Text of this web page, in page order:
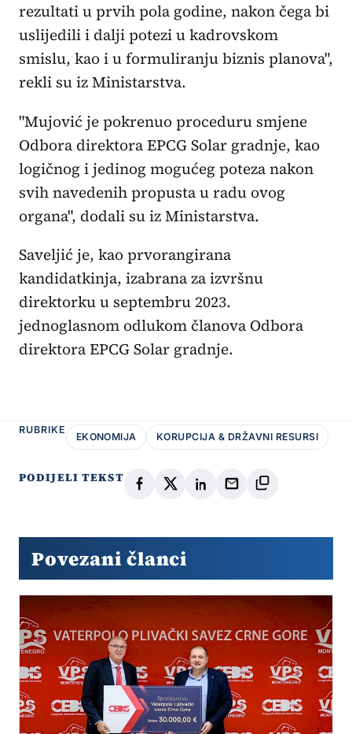
rezultati u prvih pola godine, nakon čega bi
uslijedili i dalji potezi u kadrovskom
smislu, kao i u formuliranju biznis planova",
rekli su iz Ministarstva.
"Mujović je pokrenuo proceduru smjene
Odbora direktora EPCG Solar gradnje, kao
logičnog i jedinog mogućeg poteza nakon
svih navedenih propusta u radu ovog
organa", dodali su iz Ministarstva.
Saveljić je, kao prvorangirana
kandidatkinja, izabrana za izvršnu
direktorku u septembru 2023.
jednoglasnom odlukom članova Odbora
direktora EPCG Solar gradnje.
RUBRIKE
EKONOMIJA KORUPCIJA & DRŽAVNI RESURSI
PODIJELI TEKST
Povezani članci